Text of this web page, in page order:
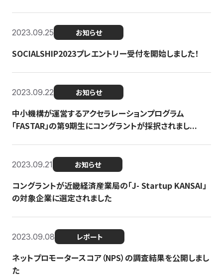
2023.09.25 お知らせ
SOCIALSHIP2023プレエントリー受付を開始しました！
2023.09.22 お知らせ
中小機構が運営するアクセラレーションプログラム
「FASTAR」の第9期生にコングラントが採択されまし...
2023.09.21 お知らせ
コングラントが近畿経済産業局の「J- Startup KANSAI」
の対象企業に選定されました
2023.09.08 レポート
ネットプロモータースコア（NPS）の調査結果を公開しまし
た